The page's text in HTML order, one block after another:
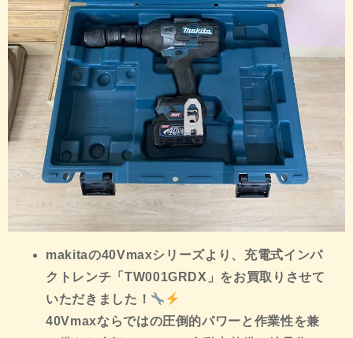
makitaの40Vmaxシリーズより、充電式インパ
クトレンチ「TW001GRDX」をお買取りさせて
いただきました！
40Vmaxならではの圧倒的パワーと作業性を兼